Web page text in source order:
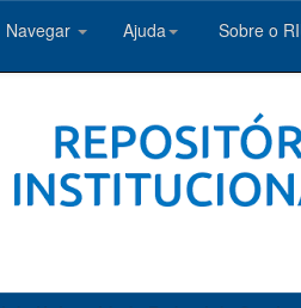
Navegar Ajuda Sobre o